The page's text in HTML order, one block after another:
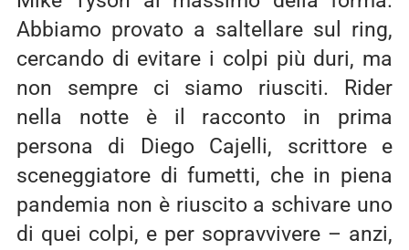
Abbiamo provato a saltellare sul ring,
cercando di evitare i colpi più duri, ma
non sempre ci siamo riusciti. Rider
nella notte è il racconto in prima
persona di Diego Cajelli, scrittore e
sceneggiatore di fumetti, che in piena
pandemia non è riuscito a schivare uno
di quei colpi, e per sopravvivere – anzi,